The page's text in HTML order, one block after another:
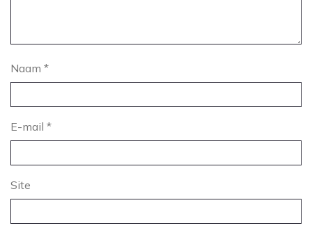
Naam *
E-mail *
Site